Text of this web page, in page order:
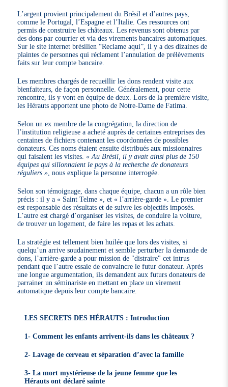
L’argent provient principalement du Brésil et d’autres pays,
comme le Portugal, l’Espagne et l’Italie. Ces ressources ont
permis de construire les châteaux. Les revenus sont obtenus par
des dons par courrier et via des virements bancaires automatiques.
Sur le site internet brésilien “Reclame aqui”, il y a des dizaines de
plaintes de personnes qui réclament l’annulation de prélèvements
faits sur leur compte bancaire.
Les membres chargés de recueillir les dons rendent visite aux
bienfaiteurs, de façon personnelle. Généralement, pour cette
rencontre, ils y vont en équipe de deux. Lors de la première visite,
les Hérauts apportent une photo de Notre-Dame de Fatima.
Selon un ex membre de la congrégation, la direction de
l’institution religieuse a acheté auprès de certaines entreprises des
centaines de fichiers contenant les coordonnées de possibles
donateurs. Ces noms étaient ensuite distribués aux missionnaires
qui faisaient les visites.« Au Brésil, il y avait ainsi plus de 150
équipes qui sillonnaient le pays à la recherche de donateurs
réguliers » , nous explique la personne interrogée.
Selon son témoignage, dans chaque équipe, chacun a un rôle bien
précis : il y a « Saint Telme », et « l’arrière-garde ». Le premier
est responsable des résultats et de suivre les objectifs imposés.
L’autre est chargé d’organiser les visites, de conduire la voiture,
de trouver un logement, de faire les repas et les achats.
La stratégie est tellement bien huilée que lors des visites, si
quelqu’un arrive soudainement et semble perturber la demande de
dons, l’arrière-garde a pour mission de "distraire" cet intrus
pendant que l’autre essaie de convaincre le futur donateur. Après
une longue argumentation, ils demandent aux futurs donateurs de
parrainer un séminariste en mettant en place un virement
automatique depuis leur compte bancaire.
LES SECRETS DES HÉRAUTS : Introduction
1- Comment les enfants arrivent-ils dans les châteaux ?
2- Lavage de cerveau et séparation d’avec la famille
3- La mort mystérieuse de la jeune femme que les
Hérauts ont déclaré sainte